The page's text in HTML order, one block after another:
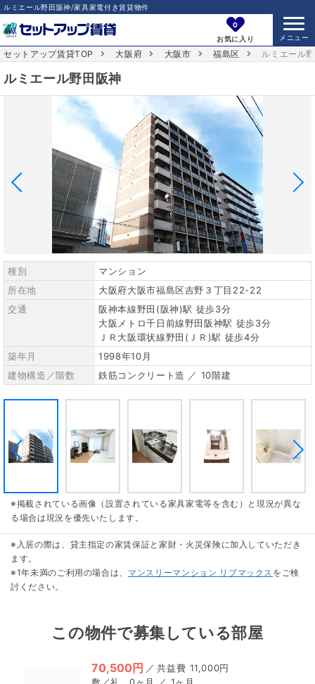
ルミエール野田阪神/家具家電付き賃貸物件
0
お気に入り
セットアップ賃貸TOP 大阪府 大阪市 福島区 ルミエール
ルミエール野田阪神
種別
マンション
所在地
大阪府大阪市福島区吉野３丁目22-22
交通
阪神本線野田(阪神)駅 徒歩3分
大阪メトロ千日前線野田阪神駅 徒歩3分
ＪＲ大阪環状線野田(ＪＲ)駅 徒歩4分
築年月
1998年10月
建物構造／階数
鉄筋コンクリート造 ／ 10階建
※掲載されている画像（設置されている家具家電等を含む）と現況が異な
る場合は現況を優先いたします。
※入居の際は、貸主指定の家賃保証と家財・火災保険に加入していただき
ます。
※1年未満のご利用の場合は、 マンスリーマンション リブマックス をご検
討ください。
この物件で募集している部屋
70,500円 ／
11,000円